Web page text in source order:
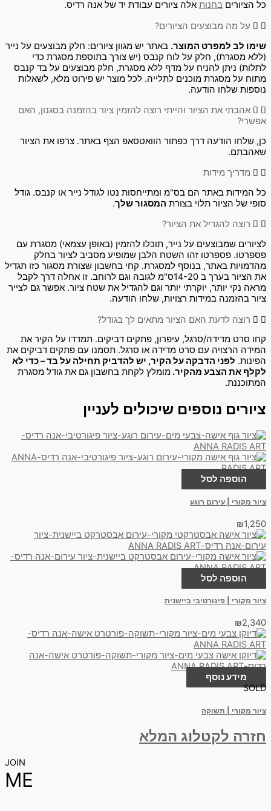
כל הציורים בחנות אלה ציורים עבודת יד של אנה רדיס.
על מה מבוצעים הציורים?
שימו לב למפרט המוצר. באתר יש מגוון ציורים: חלק מבוצעים על נייר
(ללא מסגרת), חלק על לוח קנבס (יש צורך בתוספת מסגרת כדי
לתלות) ניתן להניח על מדף ללא מסגרת, חלק מבוצעים על בד קנבס
מתוח על מסגרת מוכנים לתלייה. לכל מוצר יש פירוט מלא, לשאלות
נוספות שלחו הודעה.
אהבתי את הציור והייתי רוצה להזמין ציור בהזמנה בסגנון, האם
אפשרי?
כן, שלחו הודעה דרך כפתור הוואטסאפ הצף באתר. צרפו את הציור
שאהבתם.
מדריך מידות
כל המידות באתר הם בס"מ ומתייחסות נטו לגודל נייר או קנבס. גודל
סופי של הציור תלוי בצורת המסגור שלך.
רוצה להגדיל את הציור?
לציורים שמבוצעים על נייר, תוכלו להזמין (באופן עצמאי) מסגרת עם
פספרטו. פספרטו זהו השטח הלבן שמופיע מסביב לציור בחלק
מהדמויות באתר, בנוסף למסגרת. קחי בחשבון שצורת מסגור כזו תגדיל
את הציור בערך ב 14-20ס"מ לגובה וגם לרוחב. זו אחלה דרך לקבל
מראה נקי יותר, יוקרתי יותר וגם להגדיל את שטח ציור. אפשר גם לצייר
ציור בהזמנה במידות רצויות, שלחו הודעה.
רוצה לדעת האם הציור מתאים לך בגודל?
קחו סרט מדידה/סרגל, עיפרון, פתקים דביקים. תמדדו על הקיר את
המידה הרצויה עם סרט מדידה או סרגל. תסמנו עם פתקים דביקים את
הפינות. לפני הדבקה על הקיר, יש להדביק תחילה על בד – כדי לא
לקלף את הצבע מהקיר. מומלץ לקחת בחשבון גם את גודל מסגרת
המתוכננת.
ציורים נוספים שיכולים לעניין
הוספה לסל
ציור מקורי | עירום רוגע
₪1,250
הוספה לסל
ציור מקורי | פיגורטיבי ביישנית
₪2,340
מידע נוסף
SOLD
ציור מקורי | תשוקה
חזרה לקטלוג המלא
JOIN
ME